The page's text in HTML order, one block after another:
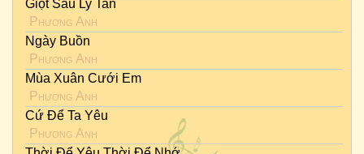
Giọt Sầu Ly Tan
Phương Anh
Ngày Buồn
Phương Anh
Mùa Xuân Cưới Em
Phương Anh
Cứ Để Ta Yêu
Phương Anh